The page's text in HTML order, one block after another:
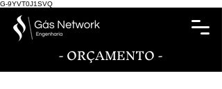
G-9YVT0J1SVQ
- ORÇAMENTO -